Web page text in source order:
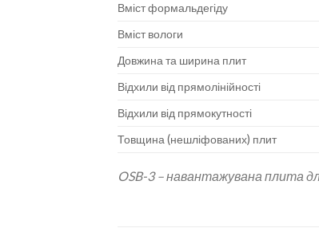
Вміст формальдегіду
Вміст вологи
Довжина та ширина плит
Відхили від прямолінійності
Відхили від прямокутності
Товщина (нешліфованих) плит
OSB-3 –навантажувана плита